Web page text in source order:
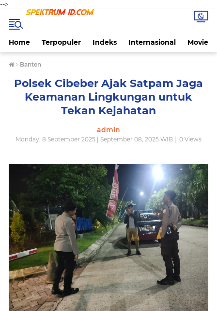
-->
Home Terpopuler Indeks Internasional Movie
› Banten
Polsek Cibeber Ajak Satpam Jaga
Keamanan Lingkungan untuk
Tekan Kejahatan
admin
Monday, 8 September 2025 | September 08, 2025 WIB | 0 Views